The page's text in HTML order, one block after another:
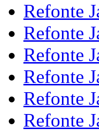
Refonte
Refonte
Refonte
Refonte
Refonte
Refonte